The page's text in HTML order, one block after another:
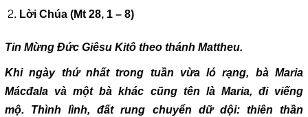
Lời Chúa (Mt 28, 1 – 8)
Tin Mừng Đức Giêsu Kitô theo thánh Mattheu.
Khi ngày thứ nhất trong tuần vừa ló rạng, bà Maria
Mácđala và một bà khác cũng tên là Maria, đi viếng
mộ. Thình lình, đất rung chuyển dữ dội: thiên thần